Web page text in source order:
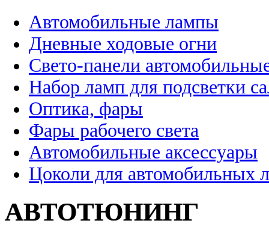
Автомобильные лампы
Дневные ходовые огни
Свето-панели
Набор ламп для подсветки
Оптика, фары
Фары рабочего света
Автомобильные аксессуары
Цоколи для автомобильных
АВТОТЮНИНГ